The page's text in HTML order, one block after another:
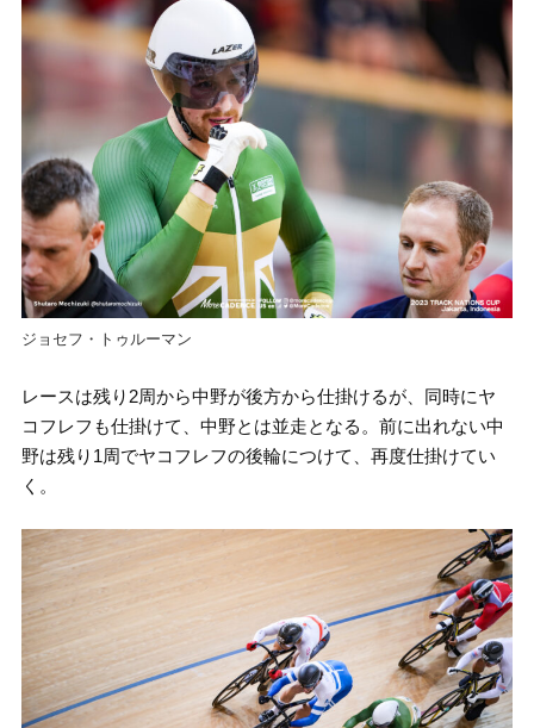
ジョセフ・トゥルーマン
レースは残り2周から中野が後方から仕掛けるが、同時にヤ
コフレフも仕掛けて、中野とは並走となる。前に出れない中
野は残り1周でヤコフレフの後輪につけて、再度仕掛けてい
く。